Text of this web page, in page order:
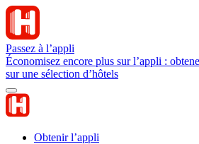
Passez à l’appli
Économisez encore plus sur l’appli :
sur une sélection d’hôtels
Obtenir l’appli